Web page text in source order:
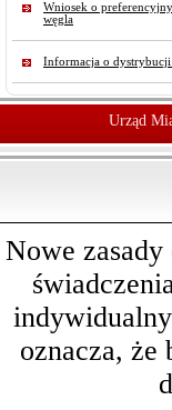
Wniosek o
węgla
Informacja o dystrybucji
Urząd
Nowe
oznacza, że